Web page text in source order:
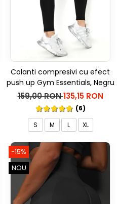
Colanti compresivi cu efect
push up Gym Essentials, Negru
159,00 RON135,15 RON
(6)
S
M L XL
-15%
NOU